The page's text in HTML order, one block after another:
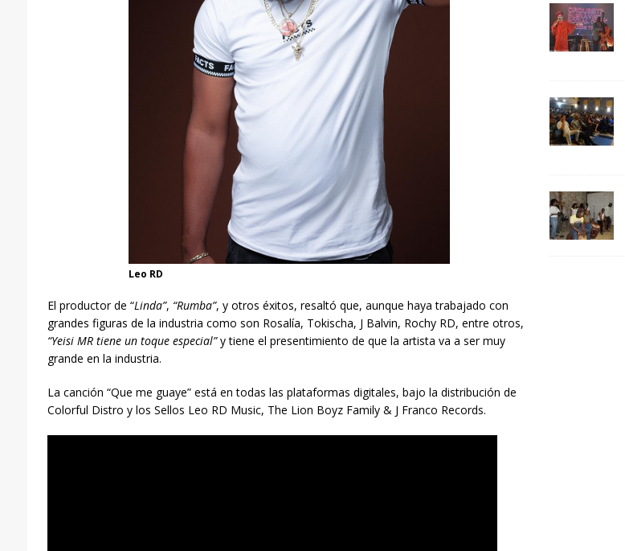
Leo RD
El productor de “Linda”, “Rumba”, y otros éxitos, resaltó que, aunque haya trabajado con
grandes figuras de la industria como son Rosalía, Tokischa, J Balvin, Rochy RD, entre otros,
“Yeisi MR tiene un toque especial”y tiene el presentimiento de que la artista va a ser muy
grande en la industria.
La canción “Que me guaye” está en todas las plataformas digitales, bajo la distribución de
Colorful Distro y los Sellos Leo RD Music, The Lion Boyz Family & J Franco Records.